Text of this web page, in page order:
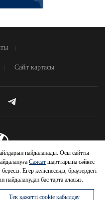
Сайт картасы
Company
пайдаланады. Осы сайтты
Саясат шарттарына сәйкес
Егер келіспесеңіз, браузердегі
пайдаланудан бас тарта аласыз.
Тек қажетті cookie қабылдау